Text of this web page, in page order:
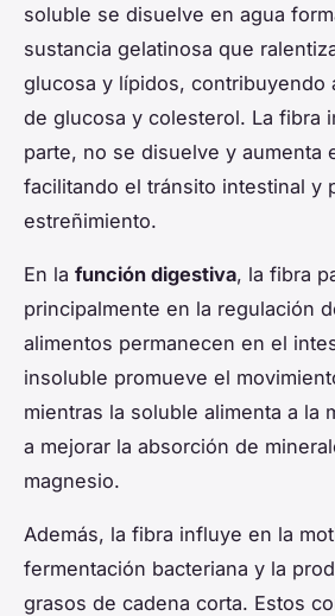
soluble se disuelve en agua
sustancia gelatinosa que
glucosa y lípidos, contribuyendo
de glucosa y colesterol. La fibra
parte, no se disuelve y aumenta
facilitando el tránsito intestinal y
estreñimiento.
En la función digestiva, la fibra
principalmente en la regulación
alimentos permanecen en el
insoluble promueve el
mientras la soluble alimenta a la
a mejorar la absorción de
magnesio.
Además, la fibra influye en la
fermentación bacteriana y la
grasos de cadena corta. Estos